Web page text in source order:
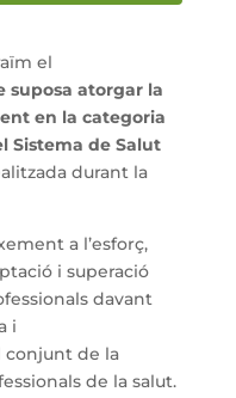
el
suposa atorgar la
en la categoria
Sistema de Salut
durant la
a l’esforç,
i superació
davant
i
de la
de la salut.